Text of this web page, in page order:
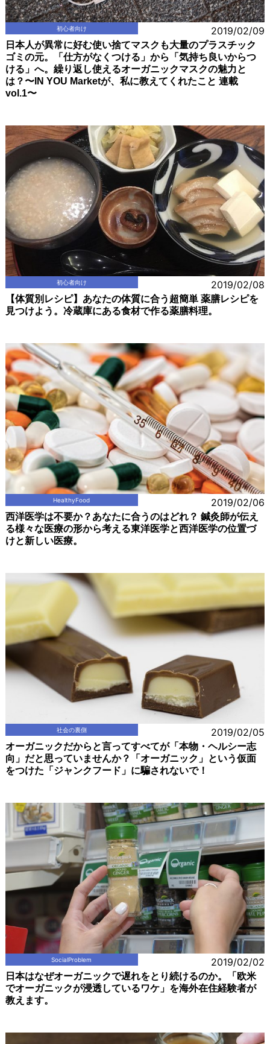
初心者向け 2019/02/09
日本人が異常に好む使い捨てマスクも大量のプラスチック
ゴミの元。「仕方がなくつける」から「気持ち良いからつ
ける」へ。繰り返し使えるオーガニックマスクの魅力と
は？〜IN YOU Marketが、私に教えてくれたこと 連載
vol.1〜
初心者向け 2019/02/08
【体質別レシピ】あなたの体質に合う超簡単 薬膳レシピを
見つけよう。冷蔵庫にある食材で作る薬膳料理。
HealthyFood 2019/02/06
西洋医学は不要か？あなたに合うのはどれ？ 鍼灸師が伝え
る様々な医療の形から考える東洋医学と西洋医学の位置づ
けと新しい医療。
社会の裏側 2019/02/05
オーガニックだからと言ってすべてが「本物・ヘルシー志
向」だと思っていませんか？「オーガニック」という仮面
をつけた「ジャンクフード」に騙されないで！
SocialProblem 2019/02/02
日本はなぜオーガニックで遅れをとり続けるのか。「欧米
でオーガニックが浸透しているワケ」を海外在住経験者が
教えます。